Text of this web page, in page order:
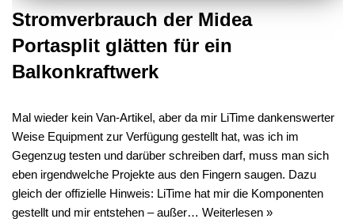
Stromverbrauch der Midea
Portasplit glätten für ein
Balkonkraftwerk
Mal wieder kein Van-Artikel, aber da mir LiTime dankenswerter
Weise Equipment zur Verfügung gestellt hat, was ich im
Gegenzug testen und darüber schreiben darf, muss man sich
eben irgendwelche Projekte aus den Fingern saugen. Dazu
gleich der offizielle Hinweis: LiTime hat mir die Komponenten
gestellt und mir entstehen – außer… Weiterlesen »